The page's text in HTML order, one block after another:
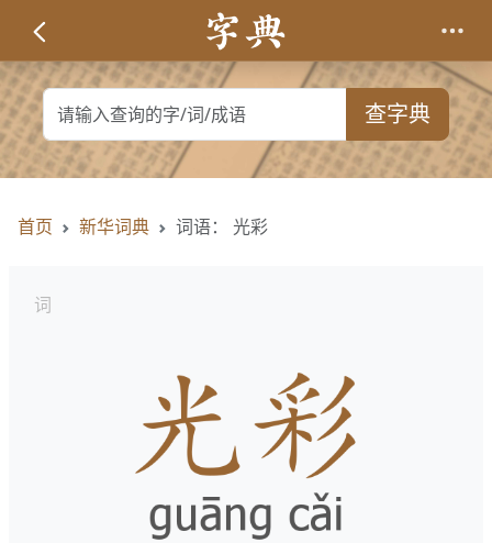
查字典
首页 新华词典 词语： 光彩
词